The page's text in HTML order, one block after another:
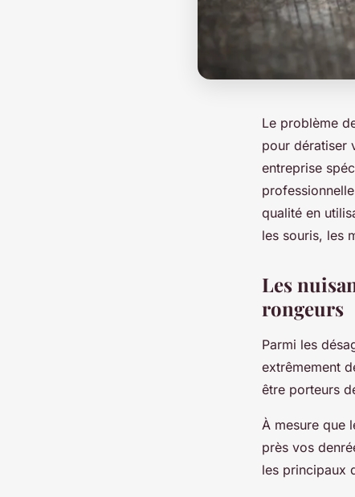
Le problème
pour dératiser
entreprise
qualité en
les souris, les
Les
rongeurs
Parmi les
extrêmement
être porteurs
À mesure que
près vos
les principaux